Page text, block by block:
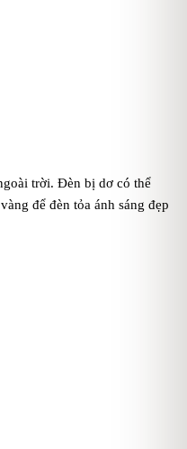
trời. Đèn bị dơ có thể
để đèn tỏa ánh sáng đẹp